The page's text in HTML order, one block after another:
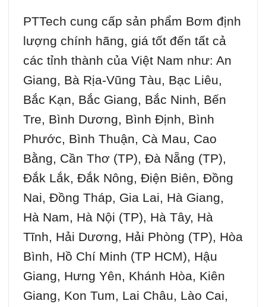
PTTech cung cấp sản phẩm Bơm định
lượng chính hãng, giá tốt đến tất cả
các tỉnh thành của Việt Nam như: An
Giang, Bà Rịa-Vũng Tàu, Bạc Liêu,
Bắc Kạn, Bắc Giang, Bắc Ninh, Bến
Tre, Bình Dương, Bình Định, Bình
Phước, Bình Thuận, Cà Mau, Cao
Bằng, Cần Thơ (TP), Đà Nẵng (TP),
Đắk Lắk, Đắk Nông, Điện Biên, Đồng
Nai, Đồng Tháp, Gia Lai, Hà Giang,
Hà Nam, Hà Nội (TP), Hà Tây, Hà
Tĩnh, Hải Dương, Hải Phòng (TP), Hòa
Bình, Hồ Chí Minh (TP HCM), Hậu
Giang, Hưng Yên, Khánh Hòa, Kiên
Giang, Kon Tum, Lai Châu, Lào Cai,